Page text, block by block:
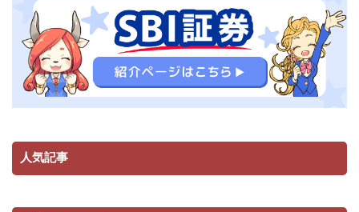
人気記事